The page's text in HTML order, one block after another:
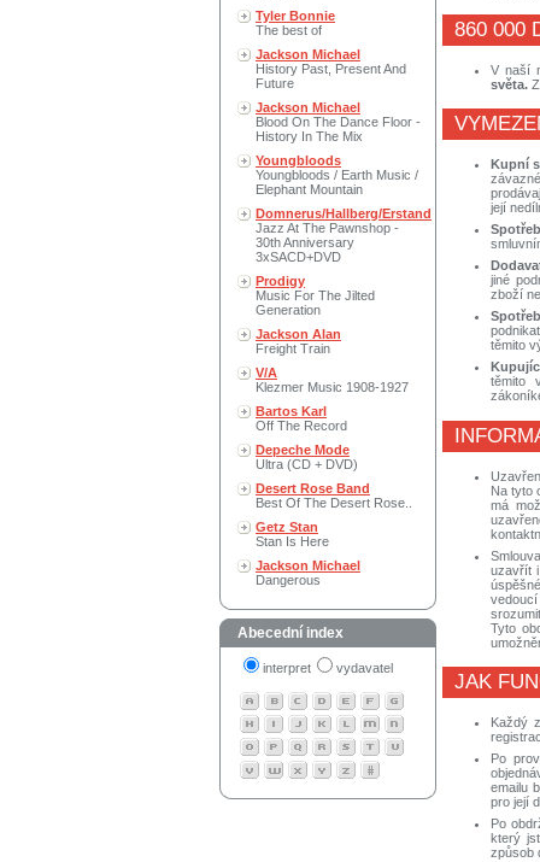
Tyler Bonnie
The best of
Jackson Michael
History Past, Present And
Future
Jackson Michael
Blood On The Dance Floor -
History In The Mix
Youngbloods
Youngbloods / Earth Music /
Elephant Mountain
Domnerus/Hallberg/Erstand
Jazz At The Pawnshop -
30th Anniversary
3xSACD+DVD
Prodigy
Music For The Jilted
Generation
Jackson Alan
Freight Train
V/A
Klezmer Music 1908-1927
Bartos Karl
Off The Record
Depeche Mode
Ultra (CD + DVD)
Desert Rose Band
Best Of The Desert Rose..
Getz Stan
Stan Is Here
Jackson Michael
Dangerous
Abecední index
interpret vydavatel
860 000
V naší
světa.
Kupní
její
jiné
zboží
těmito
těmito
Na tyto
má
uzavřít
Tyto
JAK
Každý
Po
emailu
pro její
Po
který
způsob